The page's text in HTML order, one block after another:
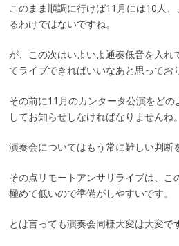
このまま順調に行けば11月には10人
るわけではないですね。
が、この次はいよいよ通奏低音を入
てライブできればいいなあと思ってお
その前に11月のカンタータ公演をど
してお知らせしなければなりませんね。
演奏会についてはもう常に難しい判断
その点リモートアンサリライブは、こ
極めて低いので準備がしやすいです。
とは言っても演奏会同様大変は大変で